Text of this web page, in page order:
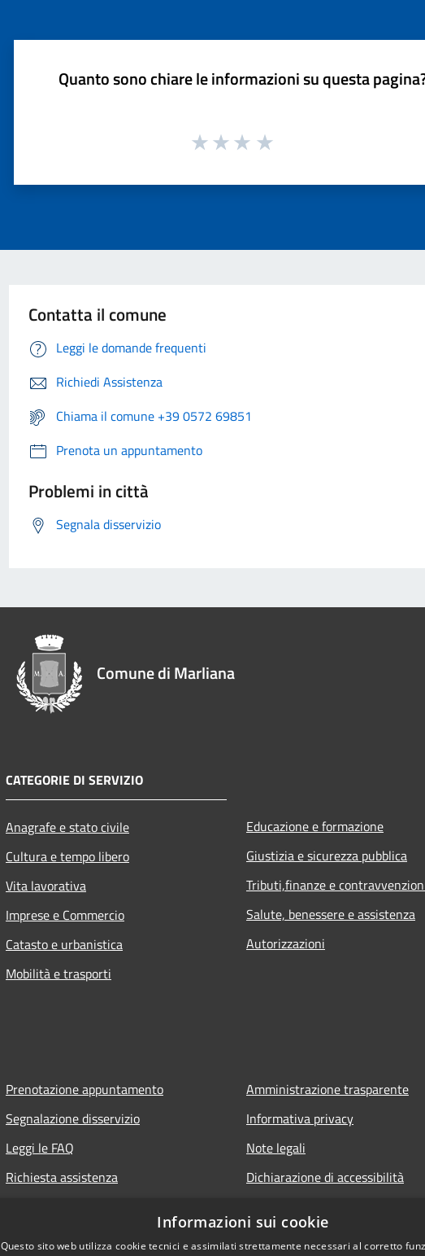
Quanto sono chiare le informazioni su questa
Contatta il comune
Leggi le domande frequenti
Richiedi Assistenza
Chiama il comune +39 0572 69851
Prenota un appuntamento
Problemi in città
Segnala disservizio
Comune di Marliana
CATEGORIE DI SERVIZIO
Anagrafe e stato civile
Cultura e tempo libero
Vita lavorativa
Imprese e Commercio
Catasto e urbanistica
Mobilità e trasporti
Educazione e formazione
Giustizia e sicurezza pubblica
Tributi,finanze e
Salute, benessere e assistenza
Autorizzazioni
Prenotazione appuntamento
Segnalazione disservizio
Leggi le FAQ
Richiesta assistenza
Amministrazione trasparente
Informativa privacy
Note legali
Dichiarazione di accessibilità
Informazioni sui cookie
Questo sito web utilizza cookie tecnici e assimilati strettamente necessari al corretto